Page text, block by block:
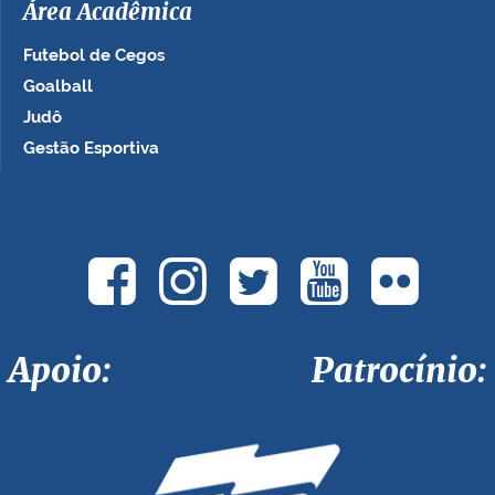
Área Acadêmica
Futebol de Cegos
Goalball
Judô
Gestão Esportiva
Apoio: Patrocínio: